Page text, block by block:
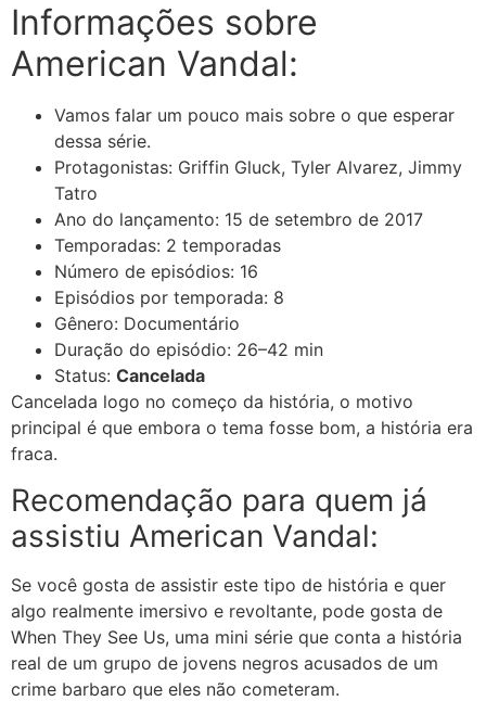
Informações sobre
American Vandal:
Vamos falar um pouco mais sobre o que esperar
dessa série.
Protagonistas: Griffin Gluck, Tyler Alvarez, Jimmy
Tatro
Ano do lançamento: 15 de setembro de 2017
Temporadas: 2 temporadas
Número de episódios: 16
Episódios por temporada: 8
Gênero: Documentário
Duração do episódio: 26–42 min
Status: Cancelada
Cancelada logo no começo da história, o motivo
principal é que embora o tema fosse bom, a história era
fraca.
Recomendação para quem já
assistiu American Vandal:
Se você gosta de assistir este tipo de história e quer
algo realmente imersivo e revoltante, pode gosta de
When They See Us, uma mini série que conta a história
real de um grupo de jovens negros acusados de um
crime barbaro que eles não cometeram.